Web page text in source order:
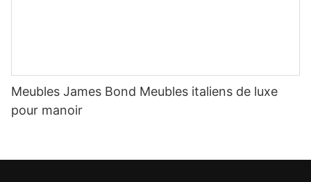
Meubles James Bond Meubles italiens de luxe
pour manoir